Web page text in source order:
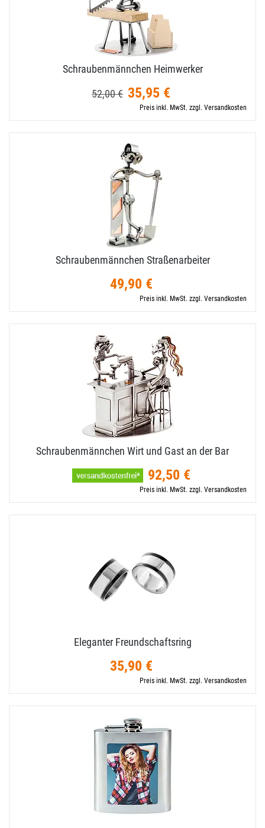
Schraubenmännchen Heimwerker
52,00 € 35,95 €
Preis inkl. MwSt. zzgl. Versandkosten
Schraubenmännchen Straßenarbeiter
49,90 €
Preis inkl. MwSt. zzgl. Versandkosten
Schraubenmännchen Wirt und Gast an der Bar
92,50 €
Preis inkl. MwSt. zzgl. Versandkosten
Eleganter Freundschaftsring
35,90 €
Preis inkl. MwSt. zzgl. Versandkosten